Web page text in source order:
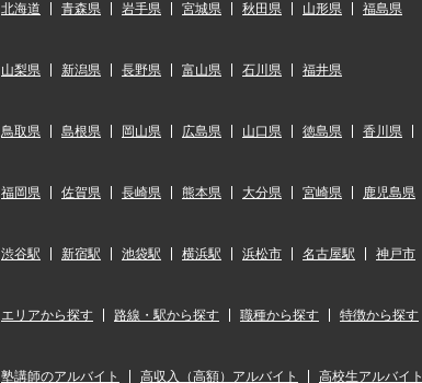
北海道 青森県 岩手県 宮城県 秋田県 山形県 福島県
山梨県 新潟県 長野県 富山県 石川県 福井県
鳥取県 島根県 岡山県 広島県 山口県 徳島県 香川県
福岡県 佐賀県 長崎県 熊本県 大分県 宮崎県 鹿児島県
渋谷駅 新宿駅 池袋駅 横浜駅 浜松市 名古屋駅 神戸市
エリアから探す 路線・駅から探す 職種から探す 特徴から探す
塾講師のアルバイト 高収入（高額）アルバイト 高校生アルバイト